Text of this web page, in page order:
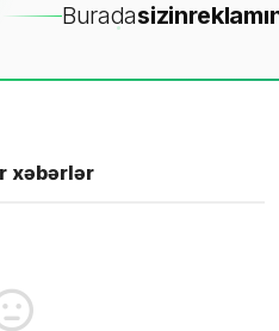
Buradasizin
xəbərlər